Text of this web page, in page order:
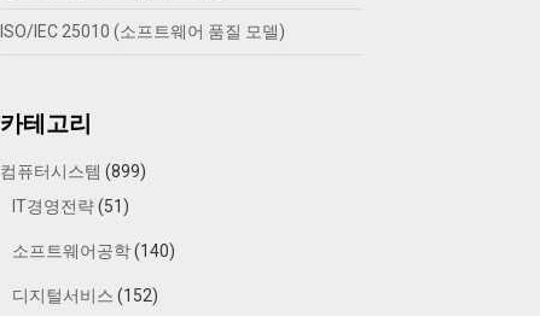
ISO/IEC 25010 (소프트웨어 품질 모델)
카테고리
컴퓨터시스템 (899)
IT경영전략(51)
소프트웨어공학(140)
디지털서비스 (152)